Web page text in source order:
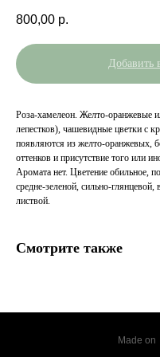
800,00 р.
Добавить
Роза-хамелеон. Желто-оранжевые
лепестков), чашевидные цветки с
появляются из желто-оранжевых,
оттенков и присутствие того или
Аромата нет. Цветение обильное,
средне-зеленой, сильно-
листвой.
Смотрите также
Made on